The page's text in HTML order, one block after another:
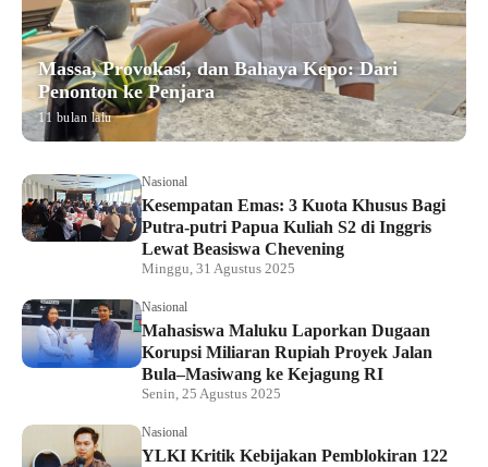
Massa, Provokasi, dan Bahaya Kepo: Dari
Penonton ke Penjara
11 bulan lalu
Nasional
Kesempatan Emas: 3 Kuota Khusus Bagi
Putra-putri Papua Kuliah S2 di Inggris
Lewat Beasiswa Chevening
Minggu, 31 Agustus 2025
Nasional
Mahasiswa Maluku Laporkan Dugaan
Korupsi Miliaran Rupiah Proyek Jalan
Bula–Masiwang ke Kejagung RI
Senin, 25 Agustus 2025
Nasional
YLKI Kritik Kebijakan Pemblokiran 122